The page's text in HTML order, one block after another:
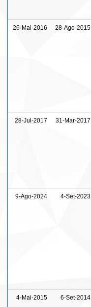
26-Mai-2016 28-Ago-2015
28-Jul-2017 31-Mar-2017
9-Ago-2024 4-Set-2023
4-Mai-2015 6-Set-2014